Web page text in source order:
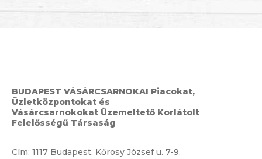
BUDAPEST VÁSÁRCSARNOKAI Piacokat,
Üzletközpontokat és
Vásárcsarnokokat Üzemeltető Korlátolt
Felelősségű Társaság
Cím: 1117 Budapest, Kőrösy József u. 7-9.